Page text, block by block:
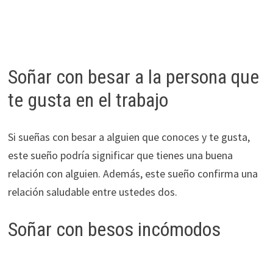
Soñar con besar a la persona que
te gusta en el trabajo
Si sueñas con besar a alguien que conoces y te gusta,
este sueño podría significar que tienes una buena
relación con alguien. Además, este sueño confirma una
relación saludable entre ustedes dos.
Soñar con besos incómodos